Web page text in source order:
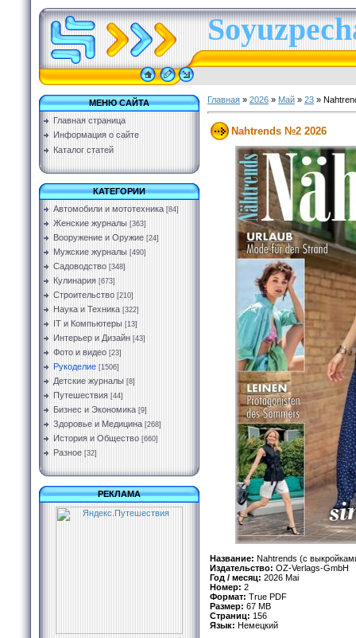
МЕНЮ САЙТА
Главная страница
Информация о сайте
Каталог статей
КАТЕГОРИИ
Автомобили и мототехника [84]
Женские журналы [363]
Вооружение и Оружие [24]
Мужские журналы [490]
Садоводство [348]
Кулинария [673]
Строительство [210]
Наука и Техника [322]
IT и Компьютеры [13]
Интерьер и Дизайн [43]
Фото и видео [23]
Рукоделие [1506]
Детские журналы [8]
Путешествия [44]
Бизнес и Экономика [9]
Здоровье и Медицина [268]
История и Общество [660]
Разное [32]
РЕКЛАМА
Главная » 2026 » Май » 23 »
Nahtrends №2 2026
Название: Nahtrends (с
Издательство: OZ-Verlags-GmbH
Год / месяц: 2026 Mai
Номер: 2
Формат: True PDF
Размер: 67 MB
Страниц: 156
Язык: Немецкий